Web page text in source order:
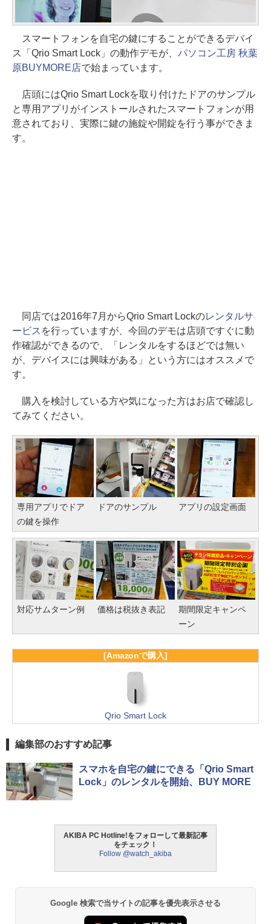
スマートフォンを自宅の鍵にすることができるデバイ
ス「Qrio Smart Lock」の動作デモが、 パソコン工房 秋葉
原BUYMORE店で始まっています。
店頭にはQrio Smart Lockを取り付けたドアのサンプル
と専用アプリがインストールされたスマートフォンが用
意されており、実際に鍵の施錠や開錠を行う事ができま
す。
同店では2016年7月からQrio Smart Lockのレンタルサ
ービス を行っていますが、今回のデモは店頭ですぐに動
作確認ができるので、「レンタルをするほどでは無い
が、デバイスには興味がある」という方にはオススメで
す。
購入を検討している方や気になった方はお店で確認し
てみてください。
専用アプリでドア
の鍵を操作
ドアのサンプル アプリの設定画面
対応サムターン例 価格は税抜き表記
期間限定キャンペ
ーン
[Amazonで購入]
Qrio Smart Lock
編集部のおすすめ記事
スマホを自宅の鍵にできる「Qrio Smart
Lock」のレンタルを開始、BUY MORE
AKIBA PC Hotline!をフォローして最新記事
をチェック！
Follow @watch_akiba
Google 検索で当サイトの記事を優先表示させる